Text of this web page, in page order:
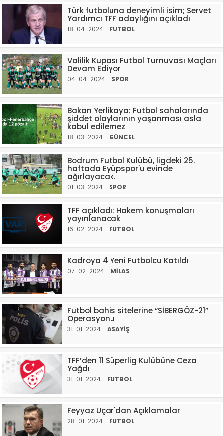
Türk futboluna deneyimli isim; Servet
Yardımcı TFF adaylığını açıkladı
18-04-2024 - FUTBOL
Valilik Kupası Futbol Turnuvası Maçları
Devam Ediyor
04-04-2024 - SPOR
Bakan Yerlikaya: Futbol sahalarında
şiddet olaylarının yaşanması asla
kabul edilemez
18-03-2024 - GÜNCEL
Bodrum Futbol Kulübü, ligdeki 25.
haftada Eyüpspor'u evinde
ağırlayacak.
01-03-2024 - SPOR
TFF açıkladı: Hakem konuşmaları
yayınlanacak
16-02-2024 - FUTBOL
Kadroya 4 Yeni Futbolcu Katıldı
07-02-2024 - MİLAS
Futbol bahis sitelerine “SİBERGÖZ-21”
Operasyonu
31-01-2024 - ASAYİŞ
TFF’den 11 Süperlig Kulübüne Ceza
Yağdı
31-01-2024 - FUTBOL
Feyyaz Uçar'dan Açıklamalar
28-01-2024 - FUTBOL